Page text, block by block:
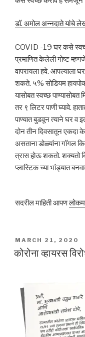
डॉ. अमोल अन्नदाते यांचे
COVID -19 घर कसे
प्रमाणित केलेली गोष्ट
वापरायला हवे. आपल्याला
शकते. ५% सोडियम
यासोबत स्वच्छ
तर ९ लिटर पाणी घ्यावे.
पाण्यात बुडवून त्याने घर
दोन तीन दिवसातून एकदा
असताना डोळ्यांना गॉगल
त्रास होऊ शकतो. शक्यतो
प्लास्टिक च्या भांड्यात
सदरील माहिती आपण
POSTED
ON
MARCH 21, 2020
कोरोना व्हायरस